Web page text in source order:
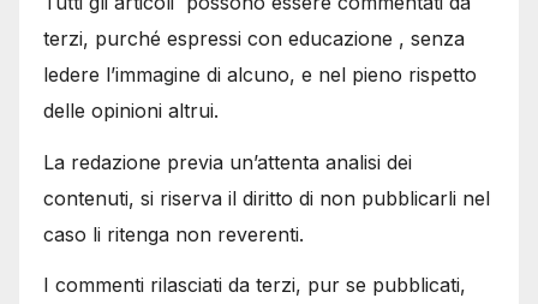
terzi, purché espressi con educazione , senza
ledere l’immagine di alcuno, e nel pieno rispetto
delle opinioni altrui.
La redazione previa un’attenta analisi dei
contenuti, si riserva il diritto di non pubblicarli nel
caso li ritenga non reverenti.
I commenti rilasciati da terzi, pur se pubblicati,